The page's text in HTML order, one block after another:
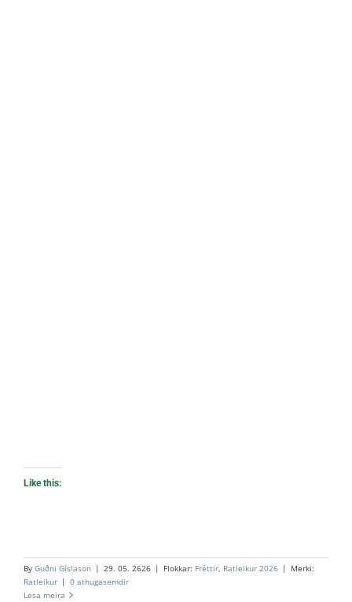
Like this:
By Guðni Gíslason | 29. 05. 2626 | Flokkar: Fréttir, Ratleikur 2026 |
Merki:
Ratleikur | 0 athugasemdir
Lesa meira